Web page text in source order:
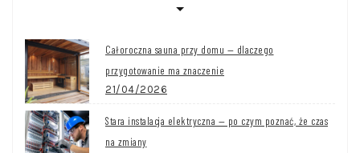
Całoroczna sauna przy domu — dlaczego
przygotowanie ma znaczenie
21/04/2026
Stara instalacja elektryczna — po czym poznać, że czas
na zmiany